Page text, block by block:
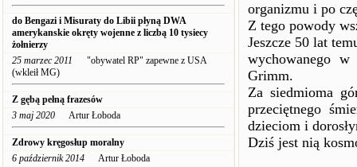
do Bengazi i Misuraty do Libii płyną DWA
amerykanskie okręty wojenne z liczbą 10 tysiecy
żołnierzy
25 marzec 2011 "obywatel RP" zapewne z USA
(wkleił MG)
Z gębą pełną frazesów
3 maj 2020 Artur Łoboda
Zdrowy kręgosłup moralny
6 październik 2014 Artur Łoboda
organizmu i po
Z tego powody
Jeszcze 50 lat
wychowanego
Grimm.
Za siedmioma
przeciętnego
dzieciom i
Dziś jest nią